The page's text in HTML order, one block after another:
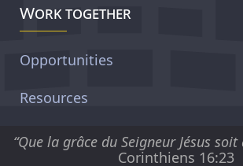
Work together
Opportunities
Resources
“Que la grâce du Seigneur Jésus soit
Corinthiens 16:23